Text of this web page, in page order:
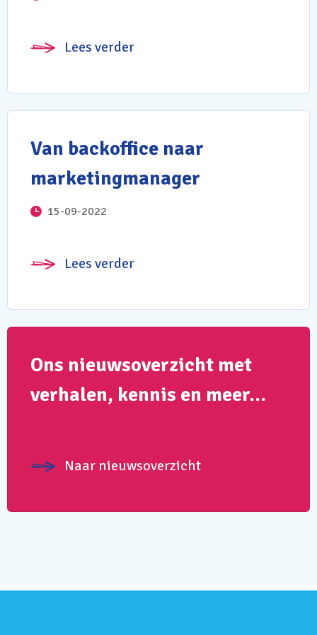
Lees verder
Van backoffice naar
marketingmanager
15-09-2022
Lees verder
Ons nieuwsoverzicht met
verhalen, kennis en meer…
Naar nieuwsoverzicht